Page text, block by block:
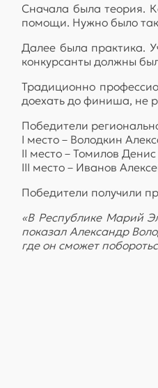
Сначала была теория.
помощи. Нужно было
Далее была практика.
конкурсанты должны
Традиционно
доехать до финиша, не
Победители
I место – Володкин
II место – Томилов
III место – Иванов
Победители получили
«В Республике Марий
показал Александр
где он сможет